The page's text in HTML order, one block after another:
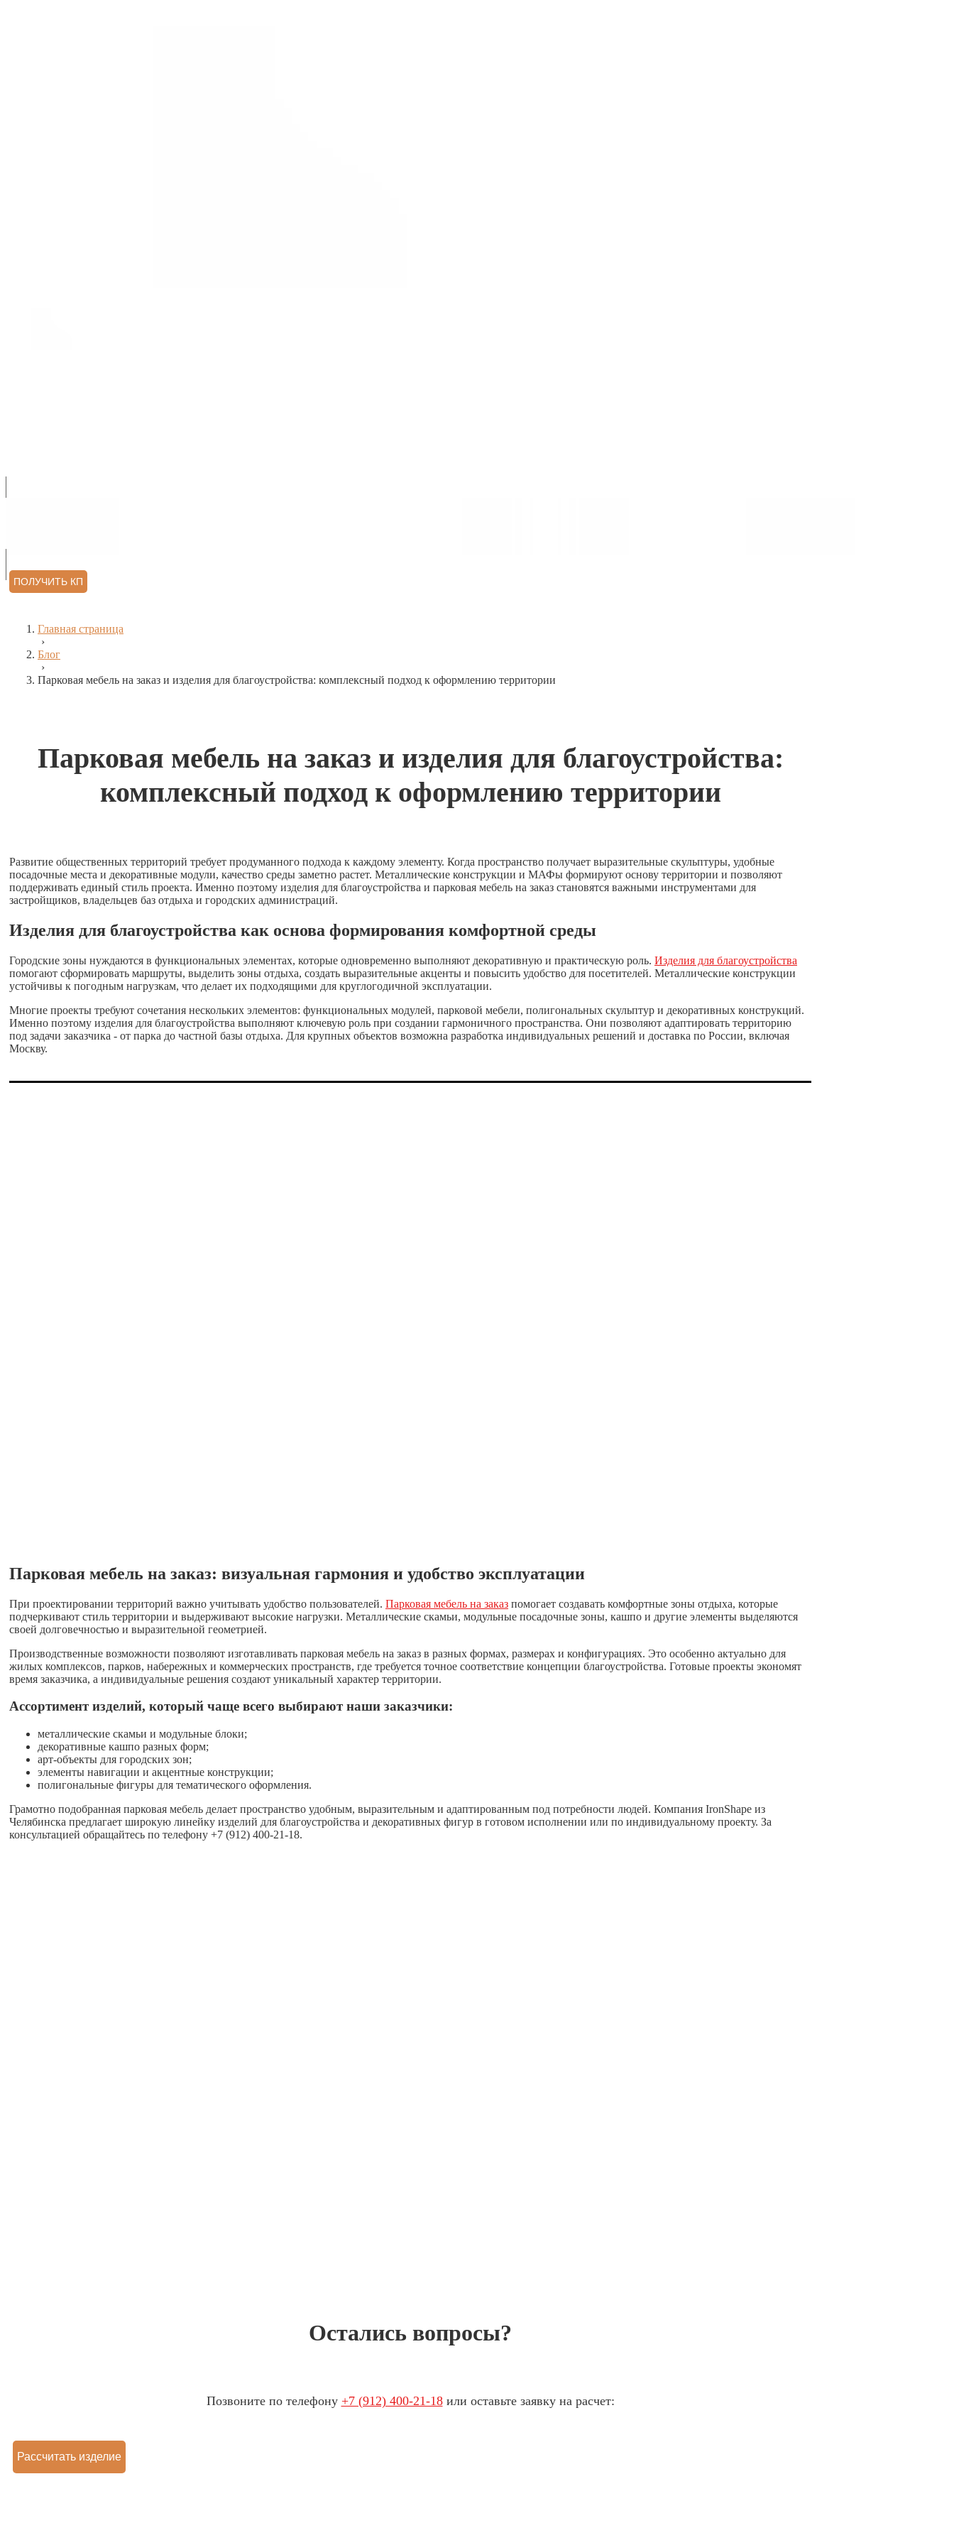
ПОЛУЧИТЬ КП
Главная страница
›
Блог
›
Парковая мебель на заказ и изделия для благоустройства: комплексный подход к оформлению территории
Парковая мебель на заказ и изделия для благоустройства:
комплексный подход к оформлению территории
Развитие общественных территорий требует продуманного подхода к каждому элементу. Когда пространство получает выразительные скульптуры, удобные
посадочные места и декоративные модули, качество среды заметно растет. Металлические конструкции и МАФы формируют основу территории и позволяют
поддерживать единый стиль проекта. Именно поэтому изделия для благоустройства и парковая мебель на заказ становятся важными инструментами для
застройщиков, владельцев баз отдыха и городских администраций.
Изделия для благоустройства как основа формирования комфортной среды
Городские зоны нуждаются в функциональных элементах, которые одновременно выполняют декоративную и практическую роль. Изделия для благоустройства
помогают сформировать маршруты, выделить зоны отдыха, создать выразительные акценты и повысить удобство для посетителей. Металлические конструкции
устойчивы к погодным нагрузкам, что делает их подходящими для круглогодичной эксплуатации.
Многие проекты требуют сочетания нескольких элементов: функциональных модулей, парковой мебели, полигональных скульптур и декоративных конструкций.
Именно поэтому изделия для благоустройства выполняют ключевую роль при создании гармоничного пространства. Они позволяют адаптировать территорию
под задачи заказчика - от парка до частной базы отдыха. Для крупных объектов возможна разработка индивидуальных решений и доставка по России, включая
Москву.
Парковая мебель на заказ: визуальная гармония и удобство эксплуатации
При проектировании территорий важно учитывать удобство пользователей. Парковая мебель на заказ помогает создавать комфортные зоны отдыха, которые
подчеркивают стиль территории и выдерживают высокие нагрузки. Металлические скамьи, модульные посадочные зоны, кашпо и другие элементы выделяются
своей долговечностью и выразительной геометрией.
Производственные возможности позволяют изготавливать парковая мебель на заказ в разных формах, размерах и конфигурациях. Это особенно актуально для
жилых комплексов, парков, набережных и коммерческих пространств, где требуется точное соответствие концепции благоустройства. Готовые проекты экономят
время заказчика, а индивидуальные решения создают уникальный характер территории.
Ассортимент изделий, который чаще всего выбирают наши заказчики:
металлические скамьи и модульные блоки;
декоративные кашпо разных форм;
арт-объекты для городских зон;
элементы навигации и акцентные конструкции;
полигональные фигуры для тематического оформления.
Грамотно подобранная парковая мебель делает пространство удобным, выразительным и адаптированным под потребности людей. Компания IronShape из
Челябинска предлагает широкую линейку изделий для благоустройства и декоративных фигур в готовом исполнении или по индивидуальному проекту. За
консультацией обращайтесь по телефону +7 (912) 400-21-18.
Остались вопросы?
Позвоните по телефону +7 (912) 400-21-18или оставьте заявку на расчет:
Рассчитать изделие